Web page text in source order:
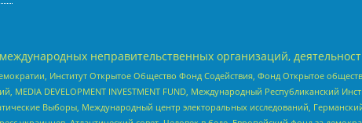
неправительственных организаций,
Институт Открытое Общество Фонд Содействия, Фонд Открытое
MEDIA DEVELOPMENT INVESTMENT FUND, Международный Республиканский
Выборы, Международный центр электоральных исследований,